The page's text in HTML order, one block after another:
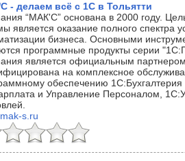
- делаем всё с 1С в Тольятти
“МАК'С” основана в 2000 году.
является оказание полного спектра
бизнеса. Основными
программные продукты серии
является официальным
на комплексное
обеспечению 1С:Бухгалтерия
и Управление Персоналом,
s.ru